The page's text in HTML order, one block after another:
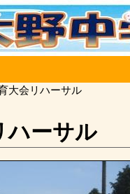
大会リハーサル
ハーサル